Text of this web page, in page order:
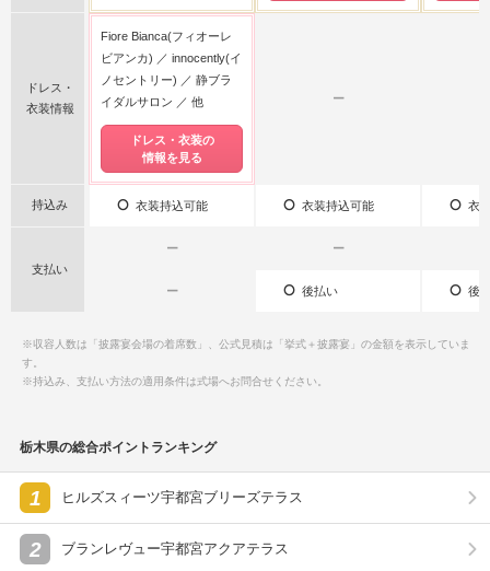
ドレス・
衣装情報
Fiore Bianca(フィオーレ
ビアンカ)
innocently(イ
ノセントリー)
静ブラ
イダルサロン
他
ドレス・衣装の
情報を見る
ー
持込み 衣装持込可能 衣装持込可能 衣
支払い
ー ー
ー 後払い 後
※収容人数は「披露宴会場の着席数」、公式見積は「挙式＋披露宴」の金額を表示していま
す。
※持込み、支払い方法の適用条件は式場へお問合せください。
栃木県の総合ポイントランキング
1 ヒルズスィーツ宇都宮ブリーズテラス
2 ブランレヴュー宇都宮アクアテラス